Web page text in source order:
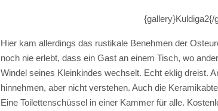
{gallery}Kuldiga2{/
Hier kam allerdings das rustikale Benehmen der
noch nie erlebt, dass ein Gast an einem Tisch, wo
Windel seines Kleinkindes wechselt. Echt eklig dreist.
hinnehmen, aber nicht verstehen. Auch die
Eine Toilettenschüssel in einer Kammer für alle.